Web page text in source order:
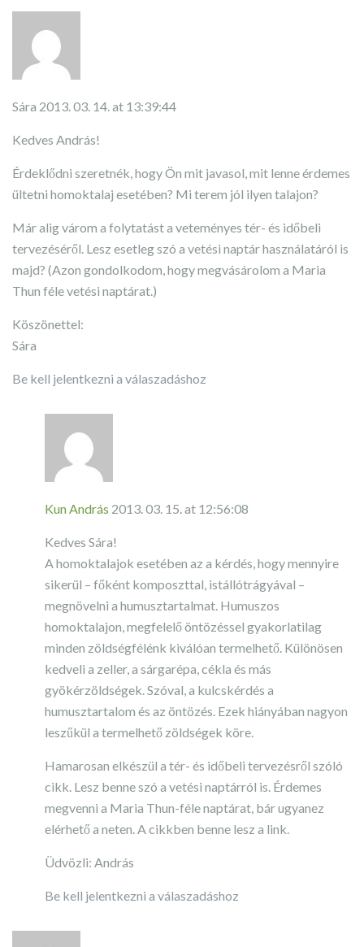
Sára 2013. 03. 14. at 13:39:44
Kedves András!
Érdeklődni szeretnék, hogy Ön mit javasol, mit lenne érdemes
ültetni homoktalaj esetében? Mi terem jól ilyen talajon?
Már alig várom a folytatást a veteményes tér- és időbeli
tervezéséről. Lesz esetleg szó a vetési naptár használatáról is
majd? (Azon gondolkodom, hogy megvásárolom a Maria
Thun féle vetési naptárat.)
Köszönettel:
Sára
Be kell jelentkezni a válaszadáshoz
Kun András 2013. 03. 15. at 12:56:08
Kedves Sára!
A homoktalajok esetében az a kérdés, hogy mennyire
sikerül – főként komposzttal, istállótrágyával –
megnövelni a humusztartalmat. Humuszos
homoktalajon, megfelelő öntözéssel gyakorlatilag
minden zöldségfélénk kiválóan termelhető. Különösen
kedveli a zeller, a sárgarépa, cékla és más
gyökérzöldségek. Szóval, a kulcskérdés a
humusztartalom és az öntözés. Ezek hiányában nagyon
leszűkül a termelhető zöldségek köre.
Hamarosan elkészül a tér- és időbeli tervezésről szóló
cikk. Lesz benne szó a vetési naptárról is. Érdemes
megvenni a Maria Thun-féle naptárat, bár ugyanez
elérhető a neten. A cikkben benne lesz a link.
Üdvözli: András
Be kell jelentkezni a válaszadáshoz